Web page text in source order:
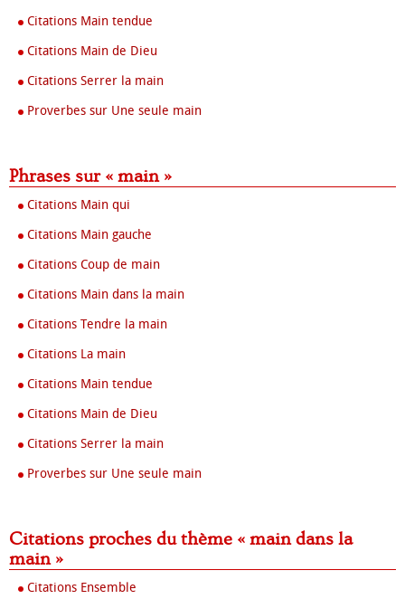
Citations Main tendue
Citations Main de Dieu
Citations Serrer la main
Proverbes sur Une seule main
Phrases sur « main »
Citations Main qui
Citations Main gauche
Citations Coup de main
Citations Main dans la main
Citations Tendre la main
Citations La main
Citations Main tendue
Citations Main de Dieu
Citations Serrer la main
Proverbes sur Une seule main
Citations proches du thème « main dans la
main »
Citations Ensemble